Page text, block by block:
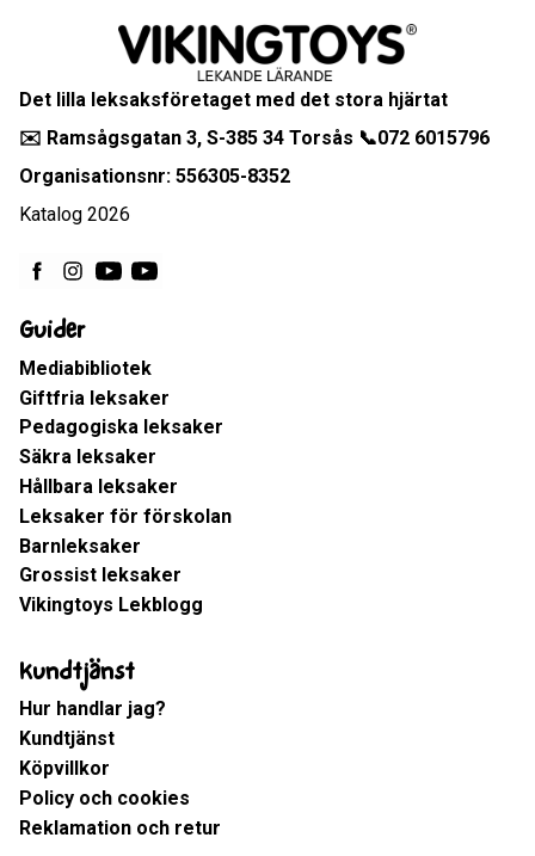
Det lilla leksaksföretaget med det stora hjärtat
✉️ Ramsågsgatan 3, S-385 34 Torsås 📞072 6015796
Organisationsnr: 556305-8352
Katalog 2026
Guider
Mediabibliotek
Giftfria leksaker
Pedagogiska leksaker
Säkra leksaker
Hållbara leksaker
Leksaker för förskolan
Barnleksaker
Grossist leksaker
Vikingtoys Lekblogg
Kundtjänst
Hur handlar jag?
Kundtjänst
Köpvillkor
Policy och cookies
Reklamation och retur